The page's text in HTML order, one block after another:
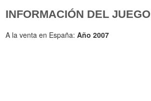
INFORMACIÓN DEL JUEGO
A la venta en España:Año 2007